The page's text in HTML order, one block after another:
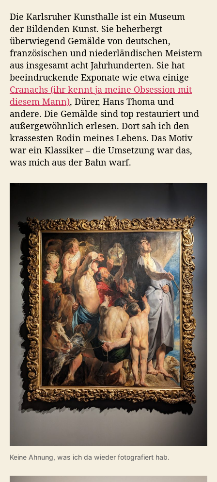
Die Karlsruher Kunsthalle ist ein Museum
der Bildenden Kunst. Sie beherbergt
überwiegend Gemälde von deutschen,
französischen und niederländischen Meistern
aus insgesamt acht Jahrhunderten. Sie hat
beeindruckende Exponate wie etwa einige
Cranachs (ihr kennt ja meine Obsession mit
diesem Mann), Dürer, Hans Thoma und
andere. Die Gemälde sind top restauriert und
außergewöhnlich erlesen. Dort sah ich den
krassesten Rodin meines Lebens. Das Motiv
war ein Klassiker – die Umsetzung war das,
was mich aus der Bahn warf.
Keine Ahnung, was ich da wieder fotografiert hab.